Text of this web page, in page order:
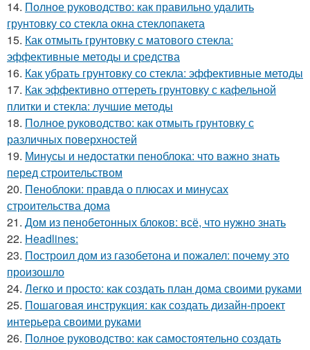
14. Полное руководство: как правильно удалить
грунтовку со стекла окна стеклопакета
15. Как отмыть грунтовку с матового стекла:
эффективные методы и средства
16. Как убрать грунтовку со стекла: эффективные методы
17. Как эффективно оттереть грунтовку с кафельной
плитки и стекла: лучшие методы
18. Полное руководство: как отмыть грунтовку с
различных поверхностей
19. Минусы и недостатки пеноблока: что важно знать
перед строительством
20. Пеноблоки: правда о плюсах и минусах
строительства дома
21. Дом из пенобетонных блоков: всё, что нужно знать
22. Headlines:
23. Построил дом из газобетона и пожалел: почему это
произошло
24. Легко и просто: как создать план дома своими руками
25. Пошаговая инструкция: как создать дизайн-проект
интерьера своими руками
26. Полное руководство: как самостоятельно создать